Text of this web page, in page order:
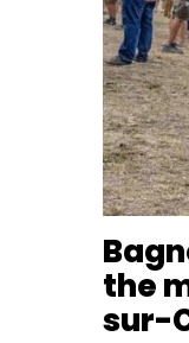
the
sur-